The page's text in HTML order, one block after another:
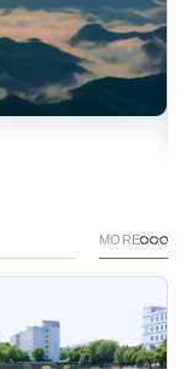
MORE